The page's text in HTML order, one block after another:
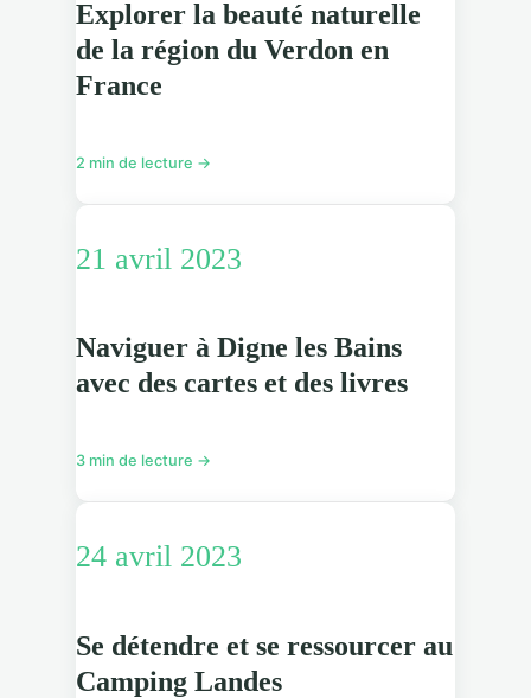
Explorer la beauté naturelle
de la région du Verdon en
France
2 min de lecture →
21 avril 2023
Naviguer à Digne les Bains
avec des cartes et des livres
3 min de lecture →
24 avril 2023
Se détendre et se ressourcer au
Camping Landes